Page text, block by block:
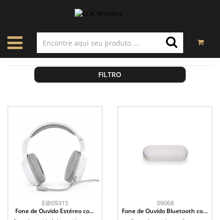
FILTRO
E@09315
Fone de Ouvido Estéreo com
Microfone
09068
Fone de Ouvido Bluetooth com
Case Carregador